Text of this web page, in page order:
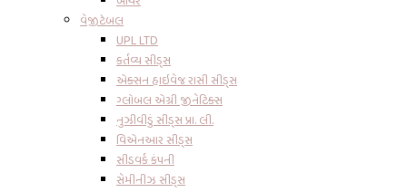
વેજીટેબલ
UPL LTD
કર્તવ્ય સીડ્સ
એક્સન હાઇવેજ રાસી સીડ્સ
ગ્લોબલ એગ્રી જીનેટિક્સ
નુઝીવીડું સીડ્સ પ્રા. લી.
વિએનઆર સીડ્સ
સીડવર્ક કંપની
સેમીનીઝ સીડ્સ